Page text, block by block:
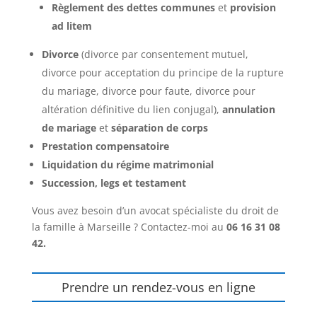
Règlement des dettes communes etprovision
ad litem
Divorce(divorce par consentement mutuel,
divorce pour acceptation du principe de la rupture
du mariage, divorce pour faute, divorce pour
altération définitive du lien conjugal), annulation
de mariageet séparation de corps
Prestation compensatoire
Liquidation du régime matrimonial
Succession, legs et testament
Vous avez besoin d’un avocat spécialiste du droit de
la famille à Marseille ? Contactez-moi au 06 16 31 08
42.
Prendre un rendez-vous en ligne